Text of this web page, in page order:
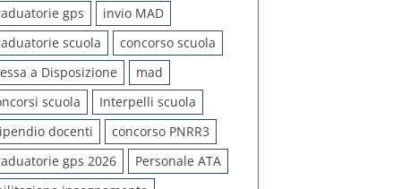
gps
invio MAD
scuola
concorso scuola
a Disposizione
mad
scuola
Interpelli scuola
docenti
concorso PNRR3
gps 2026
Personale ATA